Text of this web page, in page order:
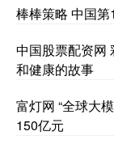
棒棒策略 中国
中国股票配资网
和健康的故事
富灯网 “全球大
150亿元